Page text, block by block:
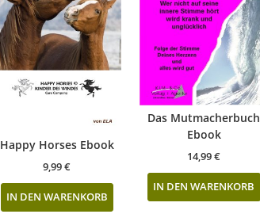
Happy Horses Ebook
9,99€
IN DEN WARENKORB
Das Mutmacherbuch
Ebook
14,99€
IN DEN WARENKORB